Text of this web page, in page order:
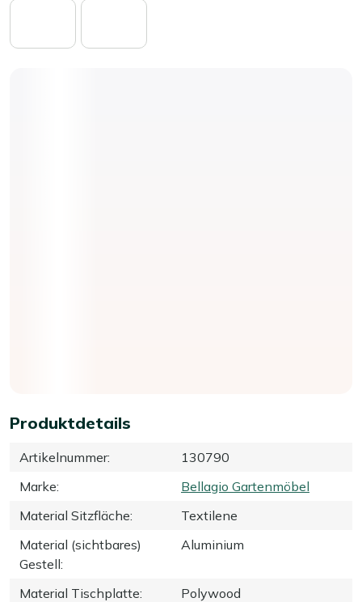
Produktdetails
Artikelnummer:
130790
Marke:
Bellagio Gartenmöbel
Material Sitzfläche:
Textilene
Material (sichtbares)
Gestell:
Aluminium
Material Tischplatte:
Polywood